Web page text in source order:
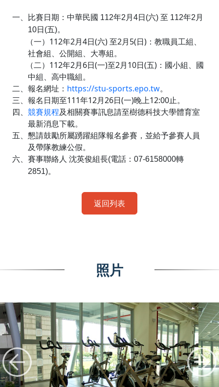
一、比賽日期：中華民國 112年2 月 4日 (六) 至 112年2 月
10日 (五)。
（一） 112年2月4日(六)至2月5(日) ：教職員工組、
社會組、公開組、大專組。
（二） 112年2月6日(一)至2月10日(五) ：國小組、國
中組、高中職組。
二、報名網址： https://stu-sports.epo.tw。
三、報名日期至111年12月26日(一)晚上12:00止。
四、 競賽規程及相關賽事訊息請至樹德科技大學體育室
最新消息下載。
五、懇請鼓勵所屬踴躍組隊報名參賽，並給予參賽人員
及帶隊教練公假。
六、賽事聯絡人 沈英俊組長(電話： 07-6158000轉
2851)。
返回列表
照片